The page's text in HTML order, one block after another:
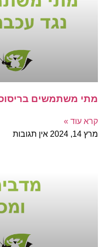
מתי משתמשים
קרא עוד »
מרץ 14, 2024
אין תגובות